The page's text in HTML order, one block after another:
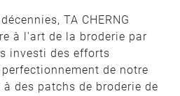
TA CHERNG
à l'art de la broderie par
investi des efforts
de notre
des patchs de broderie de